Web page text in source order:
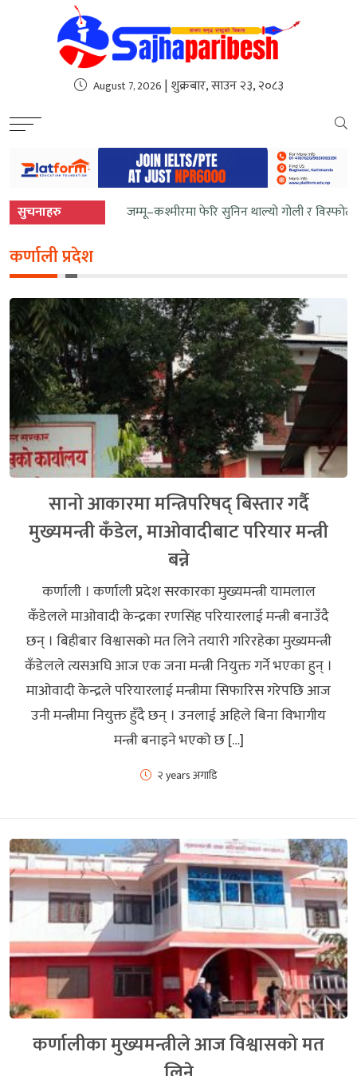
sweet bonanza
August 7, 2026 | शुक्रबार, साउन २३, २०८३
सुचनाहरु जम्मू–कश्मीरमा फेरि सुनिन थाल्यो गोली र
कर्णाली प्रदेश
सानो आकारमा मन्त्रिपरिषद् बिस्तार गर्दै
मुख्यमन्त्री कँडेल, माओवादीबाट परियार मन्त्री
बन्ने
कर्णाली । कर्णाली प्रदेश सरकारका मुख्यमन्त्री यामलाल
कँडेलले माओवादी केन्द्रका रणसिंह परियारलाई मन्त्री बनाउँदै
छन् । बिहीबार विश्वासको मत लिने तयारी गरिरहेका मुख्यमन्त्री
कँडेलले त्यसअघि आज एक जना मन्त्री नियुक्त गर्ने भएका हुन् ।
माओवादी केन्द्रले परियारलाई मन्त्रीमा सिफारिस गरेपछि आज
उनी मन्त्रीमा नियुक्त हुँदै छन् । उनलाई अहिले बिना विभागीय
मन्त्री बनाइने भएको छ […]
२ years अगाडि
कर्णालीका मुख्यमन्त्रीले आज विश्वासको मत